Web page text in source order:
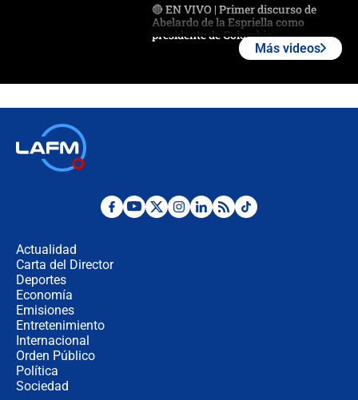
🔴 EN VIVO | Primer discurso de
Abelardo de la Espriella como
presidente de Colombia
Desde dermatitis hasta infecciones:
Más videos
Actualidad
Carta del Director
Deportes
Economía
Emisiones
Entretenimiento
Internacional
Orden Público
Política
Sociedad